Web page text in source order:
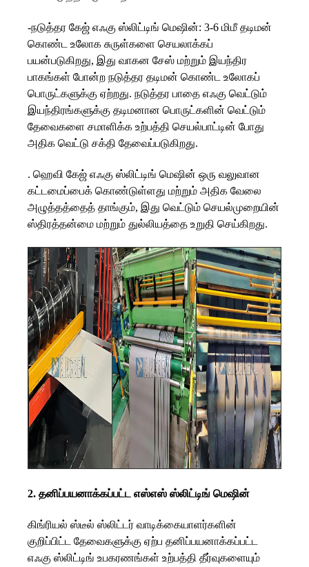
-நடுத்தர கேஜ் எஃகு ஸ்லிட்டிங் மெஷின்: 3-6 மிமீ தடிமன்
கொண்ட உலோக சுருள்களை செயலாக்கப்
பயன்படுகிறது, இது வாகன சேஸ் மற்றும் இயந்திர
பாகங்கள் போன்ற நடுத்தர தடிமன் கொண்ட உலோகப்
பொருட்களுக்கு ஏற்றது. நடுத்தர பாதை எஃகு வெட்டும்
இயந்திரங்களுக்கு தடிமனான பொருட்களின் வெட்டும்
தேவைகளை சமாளிக்க உற்பத்தி செயல்பாட்டின் போது
அதிக வெட்டு சக்தி தேவைப்படுகிறது.
. ஹெவி கேஜ் எஃகு ஸ்லிட்டிங் மெஷின் ஒரு வலுவான
கட்டமைப்பைக் கொண்டுள்ளது மற்றும் அதிக வேலை
அழுத்தத்தைத் தாங்கும், இது வெட்டும் செயல்முறையின்
ஸ்திரத்தன்மை மற்றும் துல்லியத்தை உறுதி செய்கிறது.
2. தனிப்பயனாக்கப்பட்ட எஸ்எஸ் ஸ்லிட்டிங் மெஷின்
கிங்ரியல் ஸ்டீல் ஸ்லிட்டர் வாடிக்கையாளர்களின்
குறிப்பிட்ட தேவைகளுக்கு ஏற்ப தனிப்பயனாக்கப்பட்ட
எஃகு ஸ்லிட்டிங் உபகரணங்கள் உற்பத்தி தீர்வுகளையும்